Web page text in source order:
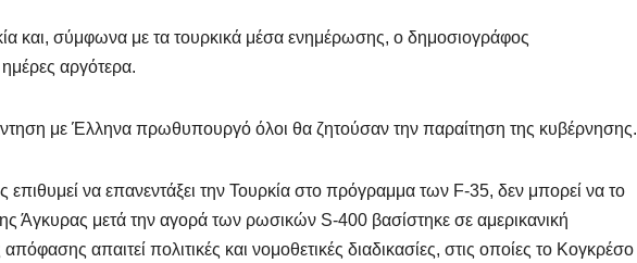
και, σύμφωνα με τα τουρκικά μέσα ενημέρωσης, ο δημοσιογράφος
αργότερα.
με Έλληνα πρωθυπουργό όλοι θα ζητούσαν την παραίτηση της κυβέρνησης.
να επανεντάξει την Τουρκία στο πρόγραμμα των F-35, δεν μπορεί να το
Άγκυρας μετά την αγορά των ρωσικών S-400 βασίστηκε σε αμερικανική
απαιτεί πολιτικές και νομοθετικές διαδικασίες, στις οποίες το Κογκρέσο